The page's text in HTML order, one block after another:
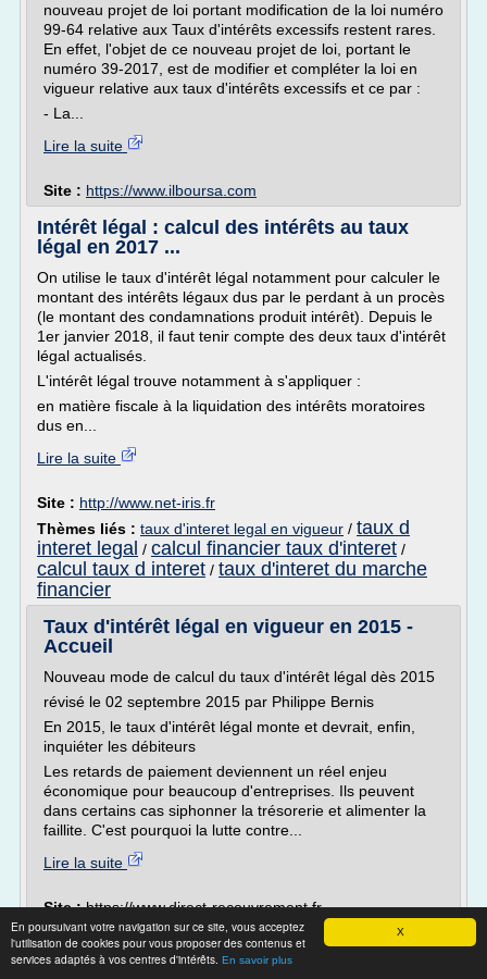
X
En poursuivant votre navigation sur ce site, vous acceptez
l'utilisation de cookies pour vous proposer des contenus et
services adaptés à vos centres d'intérêts. En savoir plus
nouveau projet de loi portant modification de la loi numéro
99-64 relative aux Taux d'intérêts excessifs restent rares.
En effet, l'objet de ce nouveau projet de loi, portant le
numéro 39-2017, est de modifier et compléter la loi en
vigueur relative aux taux d'intérêts excessifs et ce par :
- La...
Lire la suite
Site : https://www.ilboursa.com
Intérêt légal : calcul des intérêts au taux
légal en 2017 ...
On utilise le taux d'intérêt légal notamment pour calculer le
montant des intérêts légaux dus par le perdant à un procès
(le montant des condamnations produit intérêt). Depuis le
1er janvier 2018, il faut tenir compte des deux taux d'intérêt
légal actualisés.
L'intérêt légal trouve notamment à s'appliquer :
en matière fiscale à la liquidation des intérêts moratoires
dus en...
Lire la suite
Site : http://www.net-iris.fr
Thèmes liés : taux d'interet legal en vigueur / taux d
interet legal / calcul financier taux d'interet /
calcul taux d interet / taux d'interet du marche
financier
Taux d'intérêt légal en vigueur en 2015 -
Accueil
Nouveau mode de calcul du taux d'intérêt légal dès 2015
révisé le 02 septembre 2015 par Philippe Bernis
En 2015, le taux d'intérêt légal monte et devrait, enfin,
inquiéter les débiteurs
Les retards de paiement deviennent un réel enjeu
économique pour beaucoup d'entreprises. Ils peuvent
dans certains cas siphonner la trésorerie et alimenter la
faillite. C'est pourquoi la lutte contre...
Lire la suite
Site :https://www.direct-recouvrement.fr
Thèmes liés :taux d'interet legal en vigueur
taux d
interet legal/taux d'interet en vigueur 2015
taux